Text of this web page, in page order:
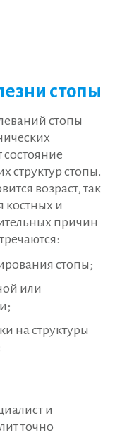
стопы
стопы
структур стопы.
возраст, так
костных и
причин
стопы;
или
на структуры
и
точно